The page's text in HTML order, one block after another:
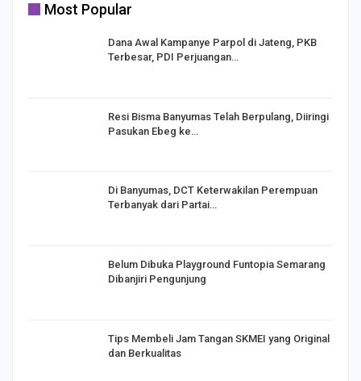
Most Popular
Dana Awal Kampanye Parpol di Jateng, PKB
Terbesar, PDI Perjuangan…
Resi Bisma Banyumas Telah Berpulang, Diiringi
Pasukan Ebeg ke…
Di Banyumas, DCT Keterwakilan Perempuan
Terbanyak dari Partai…
Belum Dibuka Playground Funtopia Semarang
Dibanjiri Pengunjung
Tips Membeli Jam Tangan SKMEI yang Original
dan Berkualitas